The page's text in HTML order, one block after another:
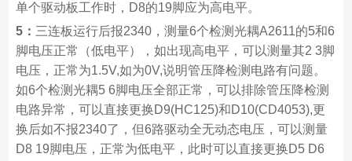
单个驱动板工作时，D8的19脚应为高电平。
5： 三连板运行后报2340，测量6个检测光耦A2611的5和6
脚电压正常（低电平），如出现高电平，可以测量其2 3脚
电压，正常为1.5V,如为0V,说明管压降检测电路有问题。
如6个检测光耦5 6脚电压全部正常，可以排除管压降检测
电路异常，可以直接更换D9(HC125)和D10(CD4053),更
换后如不报2340了，但6路驱动全无动态电压，可以测量
D8 19脚电压，正常为低电平，此时可以直接更换D5 D6